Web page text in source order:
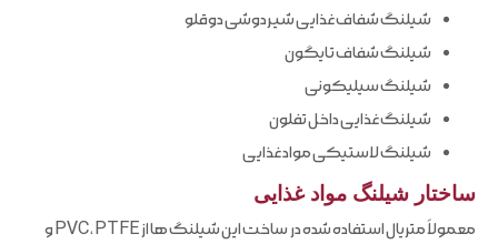
شیلنگ شفاف غذایی شیردوشی دوقلو
شیلنگ شفاف تایگون
شیلنگ سیلیکونی
شیلنگ غذایی داخل تفلون
شیلنگ لاستیکی مواد غذایی
ساختار شیلنگ مواد غذایی
معمولاً متریال استفاده شده در ساخت این شیلنگ ها از PVC ، PTFE و